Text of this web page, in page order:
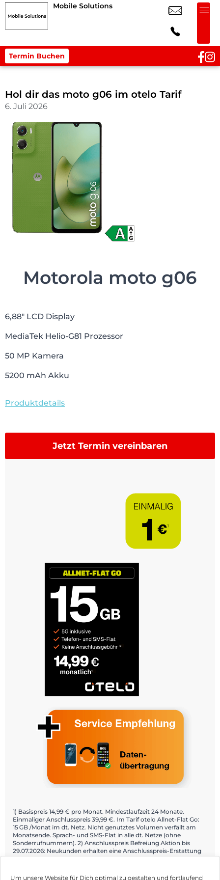
Um unsere Website für Dich optimal zu gestalten und fortlaufend
Mobile Solutions
Termin Buchen
Hol dir das moto g06 im otelo Tarif
6. Juli 2026
Motorola moto g06
6,88″ LCD Display
MediaTek Helio-G81 Prozessor
50 MP Kamera
5200 mAh Akku
Produktdetails
Jetzt Termin vereinbaren
1) Basispreis 14,99 € pro Monat. Mindestlaufzeit 24 Monate.
Einmaliger Anschlusspreis 39,99 €. Im Tarif otelo Allnet-Flat Go:
15 GB /Monat im dt. Netz. Nicht genutztes Volumen verfällt am
Monatsende. Sprach- und SMS-Flat in alle dt. Netze (ohne
Sonderrufnummern). 2) Anschlusspreis Befreiung Aktion bis
29.07.2026: Neukunden erhalten eine Anschlusspreis-Erstattung
bei Bestellung über teilnehmende Fachhändler und Aktivierung